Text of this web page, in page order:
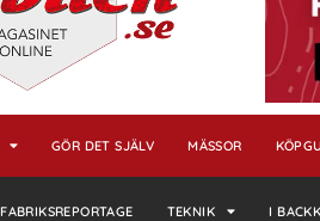
GÖR DET SJÄLV MÄSSOR
FABRIKSREPORTAGE TEKNIK I